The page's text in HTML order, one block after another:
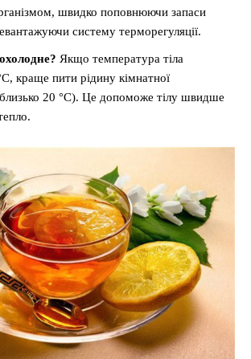
швидко поповнюючи запаси
систему терморегуляції.
Якщо температура тіла
краще пити рідину кімнатної
20 °C). Це допоможе тілу швидше